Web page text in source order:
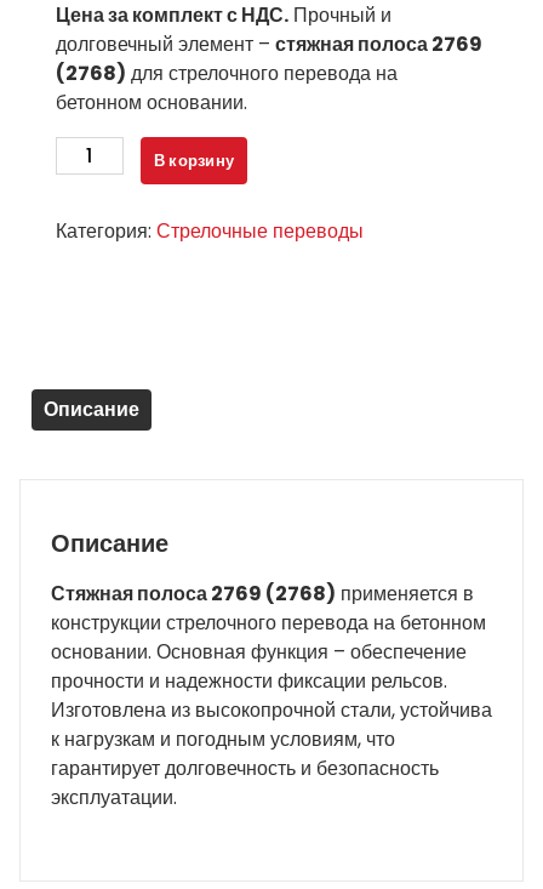
Цена за комплект с НДС. Прочный и
долговечный элемент – стяжная полоса 2769
(2768) для стрелочного перевода на
бетонном основании.
Количество
товара
полоса
перевода
В корзину
Категория: Стрелочные переводы
Описание
Описание
Стяжная полоса 2769 (2768) применяется в
конструкции стрелочного перевода на бетонном
основании. Основная функция – обеспечение
прочности и надежности фиксации рельсов.
Изготовлена из высокопрочной стали, устойчива
к нагрузкам и погодным условиям, что
гарантирует долговечность и безопасность
эксплуатации.